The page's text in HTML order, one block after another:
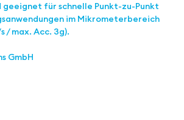
für schnelle Punkt-zu-Punkt
im Mikrometerbereich
/ max. Acc. 3g).
GmbH